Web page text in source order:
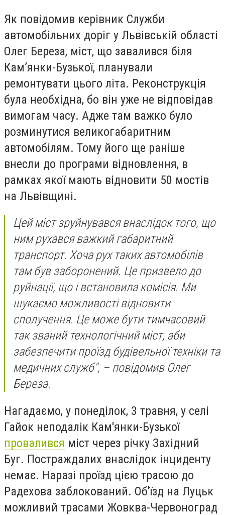
Як повідомив керівник Служби
автомобільних доріг у Львівській області
Олег Береза, міст, що завалився біля
Кам’янки-Бузької, планували
ремонтувати цього літа. Реконструкція
була необхідна, бо він уже не відповідав
вимогам часу. Адже там важко було
розминутися великогабаритним
автомобілям. Тому його ще раніше
внесли до програми відновлення, в
рамках якої мають відновити 50 мостів
на Львівщині.
Цей міст зруйнувався внаслідок того, що
ним рухався важкий габаритний
транспорт. Хоча рух таких автомобілів
там був заборонений. Це призвело до
руйнації, що і встановила комісія. Ми
шукаємо можливості відновити
сполучення. Це може бути тимчасовий
так званий технологічний міст, аби
забезпечити проїзд будівельної техніки та
медичних служб", – повідомив Олег
Береза.
Нагадаємо, у понеділок, 3 травня, у селі
Гайок неподалік Кам'янки-Бузької
провалився міст через річку Західний
Буг. Постраждалих внаслідок інциденту
немає. Наразі проїзд цією трасою до
Радехова заблокований. Об'їзд на Луцьк
можливий трасами Жовква-Червоноград